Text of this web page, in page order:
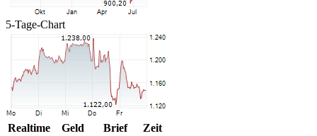
5-Tage-Chart
Realtime Geld Brief
Zeit